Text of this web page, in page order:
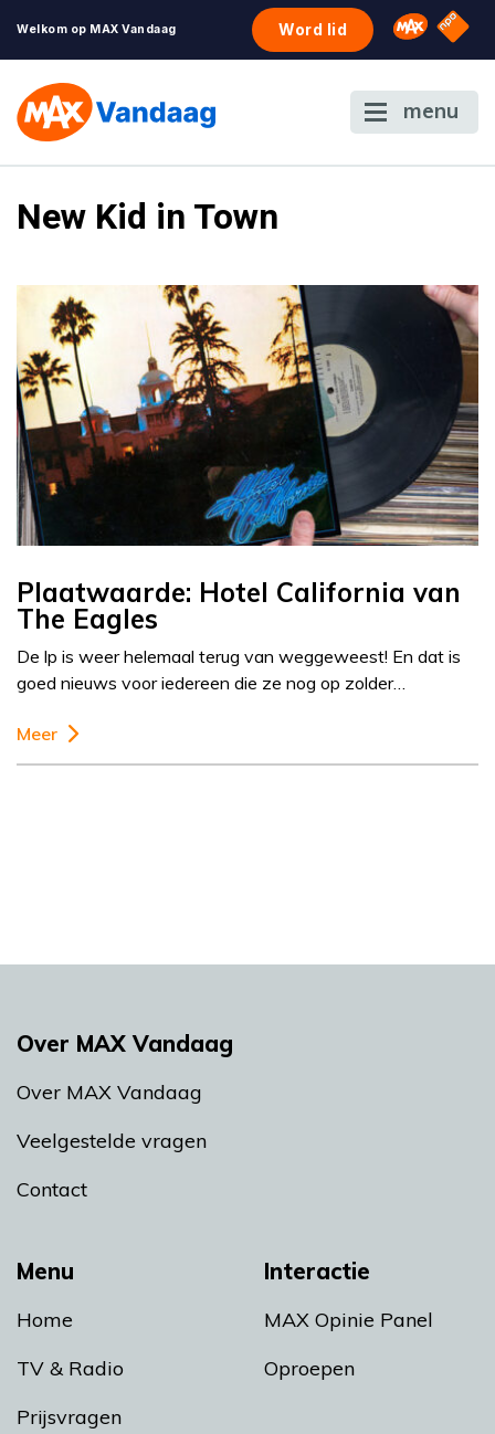
Welkom op MAX Vandaag Word lid Omroep
NPO
menu
New Kid in Town
Plaatwaarde: Hotel California van
The Eagles
De lp is weer helemaal terug van weggeweest! En dat is
goed nieuws voor iedereen die ze nog op zolder…
Meer
Menu
Home
TV & Radio
Prijsvragen
Interactie
MAX Opinie Panel
Oproepen
Over MAX Vandaag
Over MAX Vandaag
Veelgestelde vragen
Contact